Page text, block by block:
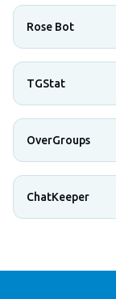
Rose Bot
TGStat
OverGroups
ChatKeeper